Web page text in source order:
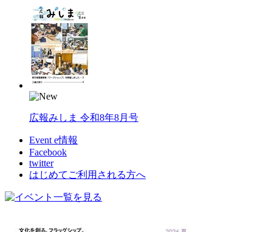
広報みしま 令和8年8月号
Event e情報
Facebook
twitter
はじめてご利用される方へ